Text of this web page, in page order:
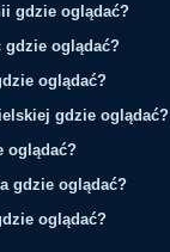
gdzie oglądać?
gdzie oglądać?
oglądać?
gdzie oglądać?
oglądać?
gdzie oglądać?
oglądać?